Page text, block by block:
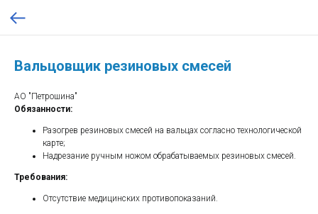
Вальцовщик резиновых смесей
АО "Петрошина"
Обязанности:
Разогрев резиновых смесей на вальцах согласно технологической
карте;
Надрезание ручным ножом обрабатываемых резиновых смесей.
Требования:
Отсутствие медицинских противопоказаний.